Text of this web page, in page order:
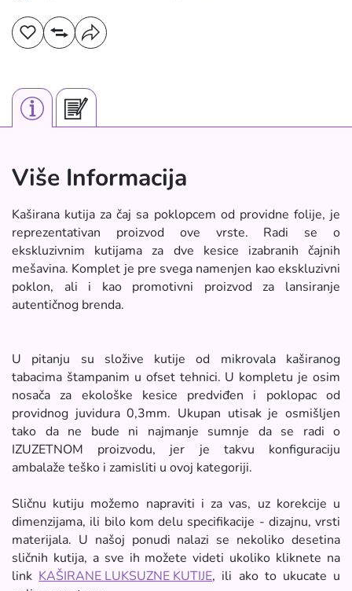
Više Informacija
Kaširana kutija za čaj sa poklopcem od providne folije, je
reprezentativan proizvod ove vrste. Radi se o
ekskluzivnim kutijama za dve kesice izabranih čajnih
mešavina. Komplet je pre svega namenjen kao ekskluzivni
poklon, ali i kao promotivni proizvod za lansiranje
autentičnog brenda.
U pitanju su složive kutije od mikrovala kaširanog
tabacima štampanim u ofset tehnici. U kompletu je osim
nosača za ekološke kesice predviđen i poklopac od
providnog juvidura 0,3mm. Ukupan utisak je osmišljen
tako da ne bude ni najmanje sumnje da se radi o
IZUZETNOM proizvodu, jer je takvu konfiguraciju
ambalaže teško i zamisliti u ovoj kategoriji.
Sličnu kutiju možemo napraviti i za vas, uz korekcije u
dimenzijama, ili bilo kom delu specifikacije - dizajnu, vrsti
materijala. U našoj ponudi nalazi se nekoliko desetina
sličnih kutija, a sve ih možete videti ukoliko kliknete na
link KAŠIRANE LUKSUZNE KUTIJE, ili ako to ukucate u